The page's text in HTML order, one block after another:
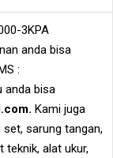
3KPA
anda bisa
:
anda bisa
Kami juga
sarung tangan,
teknik, alat ukur,